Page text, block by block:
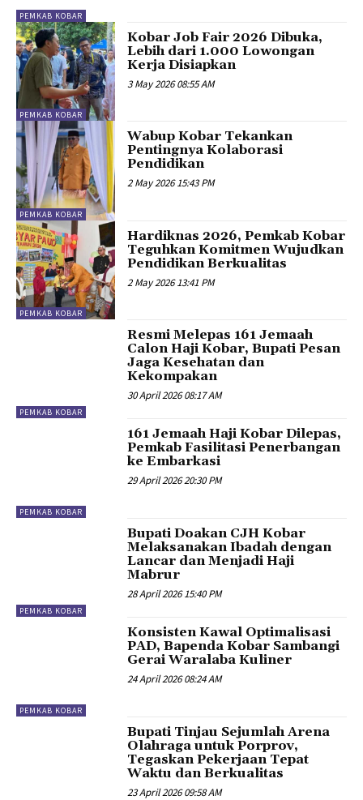
PEMKAB KOBAR
PEMKAB KOBAR
Kobar Job Fair 2026 Dibuka,
Lebih dari 1.000 Lowongan
Kerja Disiapkan
3 May 2026 08:55 AM
PEMKAB KOBAR
Wabup Kobar Tekankan
Pentingnya Kolaborasi
Pendidikan
2 May 2026 15:43 PM
PEMKAB KOBAR
Hardiknas 2026, Pemkab Kobar
Teguhkan Komitmen Wujudkan
Pendidikan Berkualitas
2 May 2026 13:41 PM
PEMKAB KOBAR
Resmi Melepas 161 Jemaah
Calon Haji Kobar, Bupati Pesan
Jaga Kesehatan dan
Kekompakan
30 April 2026 08:17 AM
PEMKAB KOBAR
161 Jemaah Haji Kobar Dilepas,
Pemkab Fasilitasi Penerbangan
ke Embarkasi
29 April 2026 20:30 PM
PEMKAB KOBAR
Bupati Doakan CJH Kobar
Melaksanakan Ibadah dengan
Lancar dan Menjadi Haji
Mabrur
28 April 2026 15:40 PM
PEMKAB KOBAR
Konsisten Kawal Optimalisasi
PAD, Bapenda Kobar Sambangi
Gerai Waralaba Kuliner
24 April 2026 08:24 AM
Bupati Tinjau Sejumlah Arena
Olahraga untuk Porprov,
Tegaskan Pekerjaan Tepat
Waktu dan Berkualitas
23 April 2026 09:58 AM